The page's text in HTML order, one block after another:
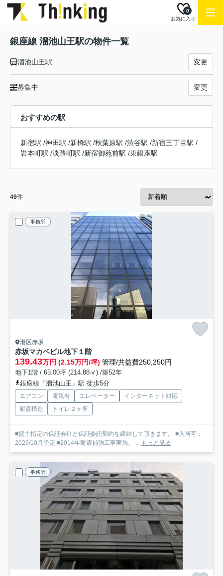
お気に入り
0
銀座線 溜池山王駅の物件一覧
溜池山王駅 変更
募集中 変更
おすすめの駅
新宿駅 /神田駅 /新橋駅 /秋葉原駅 /渋谷駅 /新宿三丁目駅 /
岩本町駅 /淡路町駅 /新宿御苑前駅 /東銀座駅
49件
事務所
港区赤坂
赤坂マカベビル地下１階
139.43万円 (2.15万円/坪) 管理/共益費250,250円
地下1階 / 65.00坪 (214.88㎡) /築52年
銀座線「溜池山王」駅 徒歩5分
エアコン 電気有 エレベーター
インターネット対応
耐震構造
トイレ２ヶ所
■貸主指定の保証会社と保証委託契約を締結して頂きます。 ■入居可：
2026/10月予定 ■2014年耐震補強工事実施。 ... もっと見る
事務所